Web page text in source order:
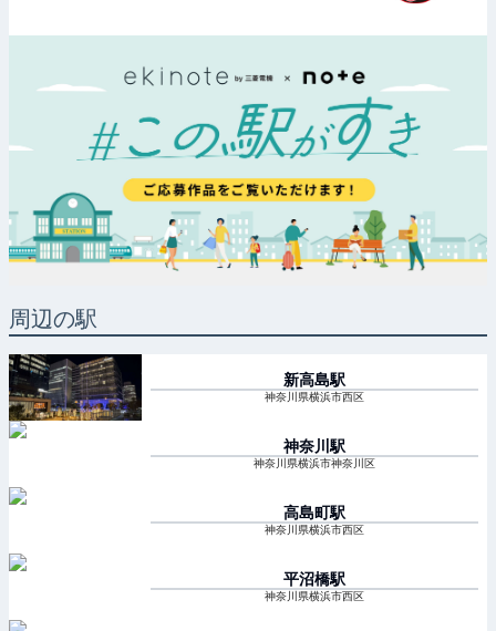
周辺の駅
新高島駅
神奈川県横浜市西区
神奈川 駅
神奈川県横浜市神奈川区
高島町駅
神奈川県横浜市西区
平沼橋駅
神奈川県横浜市西区